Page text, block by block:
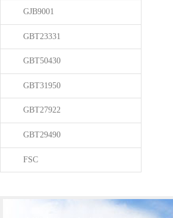
GJB9001
GBT23331
GBT50430
GBT31950
GBT27922
GBT29490
FSC